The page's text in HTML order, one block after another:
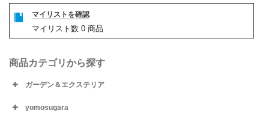
マイリストを確認
マイリスト数 0 商品
商品カテゴリから探す
ガーデン＆エクステリア
yomosugara